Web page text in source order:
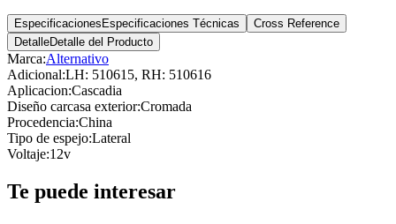
Especificaciones Especificaciones Técnicas
Cross Reference
DetalleDetalle del Producto
Marca:Alternativo
Adicional:LH: 510615, RH: 510616
Aplicacion:Cascadia
Diseño carcasa exterior:Cromada
Procedencia:China
Tipo de espejo:Lateral
Voltaje:12v
Te puede interesar